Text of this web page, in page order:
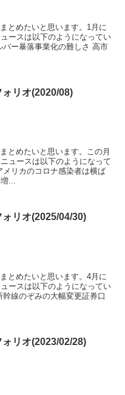
とめたいと思います。1月に
ースは以下のようになってい
バー暴落事業化の難しさ 高市
リオ(2020/08)
とめたいと思います。この月
ュースは以下のようになって
リカのコロナ感染者は横ば
...
リオ(2025/04/30)
とめたいと思います。4月に
ースは以下のようになってい
線のぞみの大幅変更証券口
リオ(2023/02/28)